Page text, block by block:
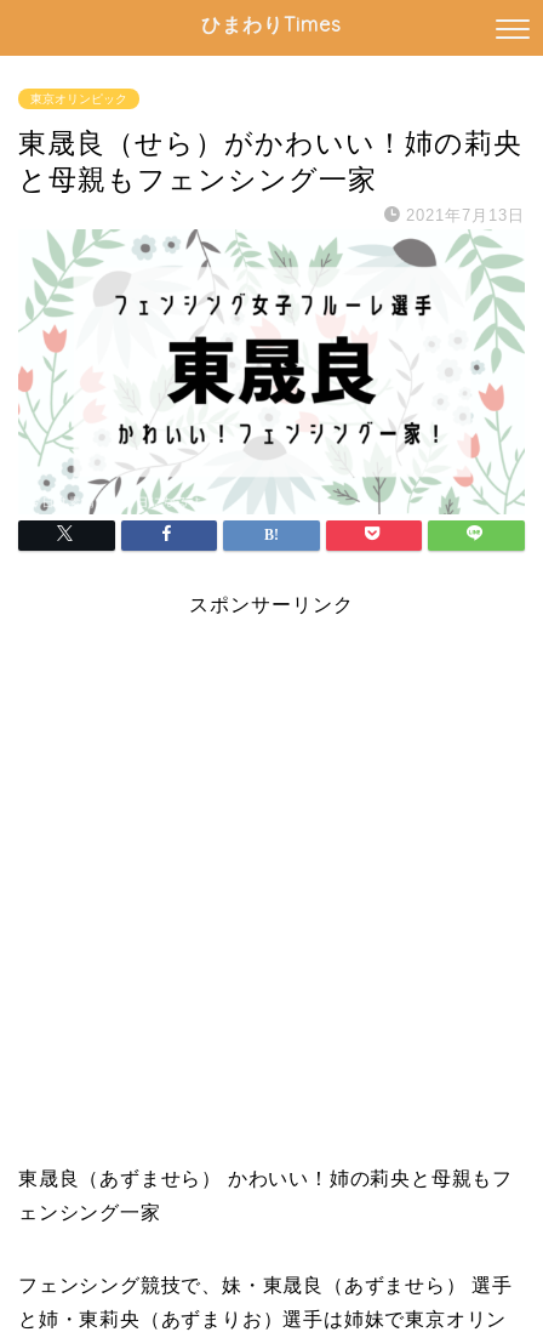
ひまわりTimes
東京オリンピック
東晟良（せら）がかわいい！姉の莉央
と母親もフェンシング一家
2021年7月13日
スポンサーリンク
東晟良（あずませら） かわいい！姉の莉央と母親もフ
ェンシング一家
フェンシング競技で、妹・東晟良（あずませら） 選手
と姉・東莉央（あずまりお）選手は姉妹で東京オリン